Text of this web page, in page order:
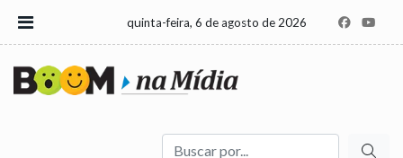
quinta-feira, 6 de agosto de 2026
Buscar